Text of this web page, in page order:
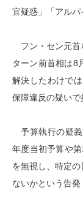
宜疑惑」「アルパ
フン・セン元首
ターン前首相は8
解決したわけで
保障違反の疑いで
予算執行の疑義
年度当初予算や
を無視し、特定
ないかという告発